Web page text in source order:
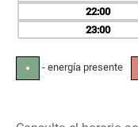
22
23
● - energía presente